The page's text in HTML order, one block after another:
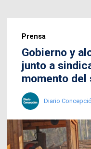
Prensa
Gobierno y
junto a
momento
Diario